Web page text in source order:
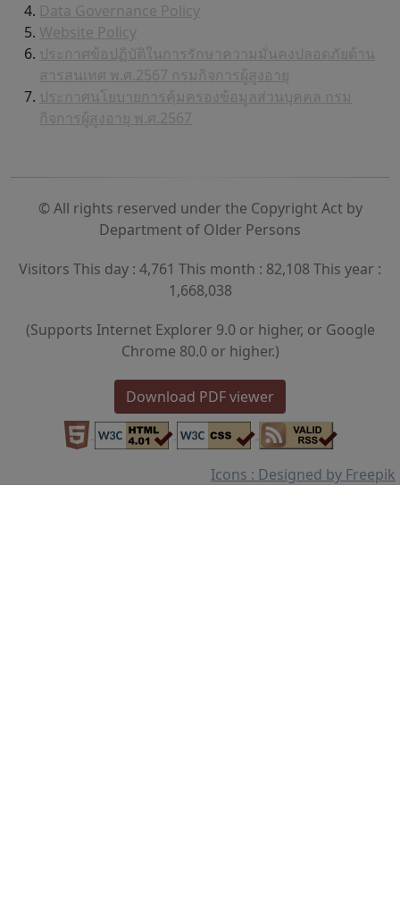
Data Governance Policy
Website Policy
ประกาศข้อปฏิบัติในการรักษาความมั่นคงปลอดภัยด้าน
สารสนเทศ พ.ศ.2567 กรมกิจการผู้สูงอายุ
ประกาศนโยบายการคุ้มครองข้อมูลส่วนบุคคล กรม
กิจการผู้สูงอายุ พ.ศ.2567
© All rights reserved under the Copyright Act by
Department of Older Persons
Visitors This day : 4,761 This month : 82,108 This year :
1,668,038
(Supports Internet Explorer 9.0 or higher, or Google
Chrome 80.0 or higher.)
Download PDF viewer
Icons : Designed by Freepik